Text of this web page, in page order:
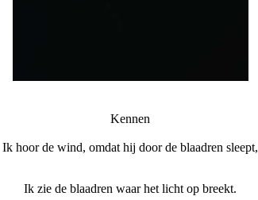
Kennen
Ik hoor de wind, omdat hij door de blaadren sleept,
Ik zie de blaadren waar het licht op breekt.